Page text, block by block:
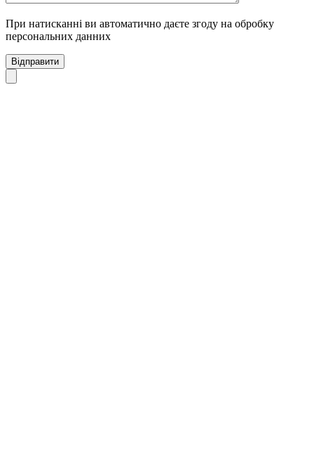
При натисканні ви автоматично даєте згоду на обробку
персональних данних
Відправити